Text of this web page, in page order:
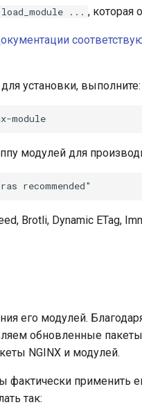
load_module ... , которая
установки, выполните:
модулей для
Brotli, Dynamic ETag,
его модулей.
обновленные
NGINX и модулей.
фактически
так: